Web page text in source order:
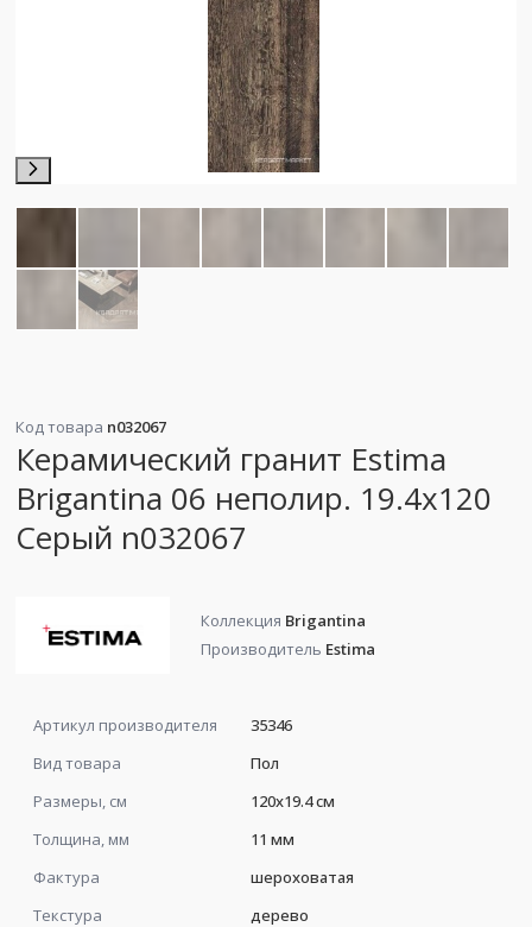
Код товара n032067
Керамический гранит Estima
Brigantina 06 неполир. 19.4x120
Серый n032067
Коллекция Brigantina
Производитель Estima
Артикул производителя
35346
Вид товара
Пол
Размеры, см
120x19.4 см
Толщина, мм
11 мм
Фактура
шероховатая
Текстура
дерево